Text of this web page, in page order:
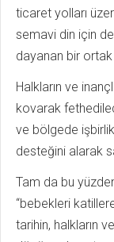
ticaret yolları
semavi din için
dayanan bir ortak
Halkların ve
kovarak
ve bölgede
desteğini alarak
Tam da bu
“bebekleri
tarihin, halkların